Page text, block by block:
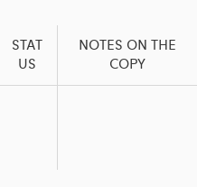
STAT
US
NOTES ON THE
COPY